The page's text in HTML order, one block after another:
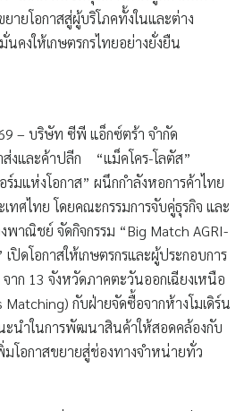
ายโอกาสสู่ผู้บริโภคทั้งในและต่าง
นคงให้เกษตรกรไทยอย่างยั่งยืน
– บริษัท ซีพี แอ็กซ์ตร้า จำกัด
ส่งและค้าปลีก “แม็คโคร-โลตัส”
มแห่งโอกาส” ผนึกกำลังหอการค้าไทย
ทศไทย โดยคณะกรรมการจับคู่ธุรกิจ และ
พาณิชย์ จัดกิจกรรม “Big Match AGRI-
ปิดโอกาสให้เกษตรกรและผู้ประกอบการ
าก 13 จังหวัดภาคตะวันออกเฉียงเหนือ
Matching) กับฝ่ายจัดซื้อจากห้างโมเดิร์น
นำในการพัฒนาสินค้าให้สอดคล้องกับ
มโอกาสขยายสู่ช่องทางจำหน่ายทั่ว